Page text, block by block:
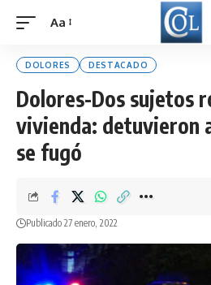
Font
Aa
DOLORES DESTACADO
Dolores-Dos sujetos
vivienda: detuvieron
se fugó
Publicado 27 enero, 2022